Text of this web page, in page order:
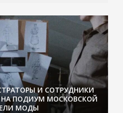
И СОТРУДНИКИ
ПОДИУМ МОСКОВСКОЙ
МОДЫ